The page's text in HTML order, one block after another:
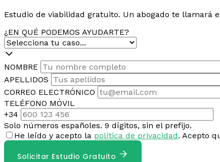
Estudio de viabilidad gratuito. Un abogado te llamará
¿EN QUÉ PODEMOS AYUDARTE?
NOMBRE
APELLIDOS
CORREO ELECTRÓNICO
TELÉFONO MÓVIL
+34
Solo números españoles. 9 dígitos, sin el prefijo.
He leído y acepto la política de privacidad. Acepto
Solicitar Estudio Gratuito